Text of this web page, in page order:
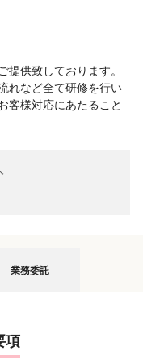
提供致しております。
れなど全て研修を行い
客様対応にあたること
業務委託
項